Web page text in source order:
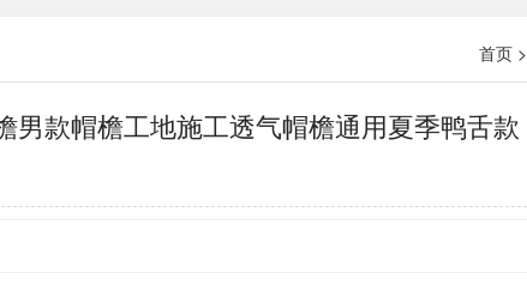
首页 >
男款帽檐工地施工透气帽檐通用夏季鸭舌款